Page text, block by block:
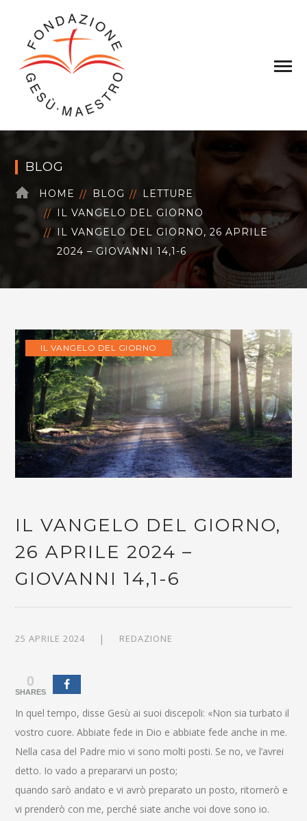
BLOG
HOME BLOG
LETTURE
IL VANGELO DEL GIORNO
IL VANGELO DEL GIORNO, 26 APRILE
2024 – GIOVANNI 14,1-6
IL VANGELO DEL GIORNO
IL VANGELO DEL GIORNO,
26 APRILE 2024 –
GIOVANNI 14,1-6
25 APRILE 2024 REDAZIONE
0
SHARES
In quel tempo, disse Gesù ai suoi discepoli: «Non sia turbato il
vostro cuore. Abbiate fede in Dio e abbiate fede anche in me.
Nella casa del Padre mio vi sono molti posti. Se no, ve l’avrei
detto. Io vado a prepararvi un posto;
quando sarò andato e vi avrò preparato un posto, ritornerò e
vi prenderò con me, perché siate anche voi dove sono io.